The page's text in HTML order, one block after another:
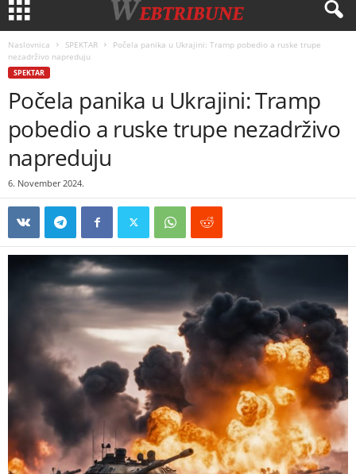
Naslovnica SPEKTAR
Počela panika u Ukrajini: Tramp pobedio a ruske trupe
nezadrživo napreduju
SPEKTAR
Počela panika u Ukrajini: Tramp
pobedio a ruske trupe nezadrživo
napreduju
6. November 2024.